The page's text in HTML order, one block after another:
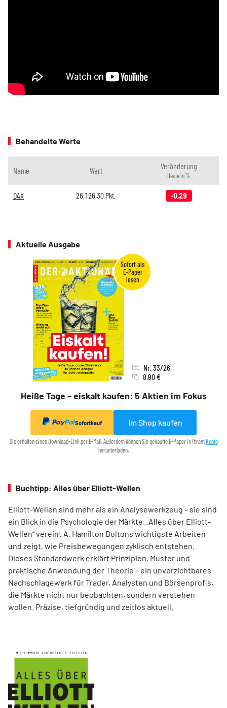
Behandelte Werte
Name Wert Veränderung
Heute in %
DAX 26.126,30 Pkt. -0,29
Aktuelle Ausgabe
Heiße Tage – eiskalt kaufen: 5 Aktien im Fokus
Nr. 33/26
8,90 €
Sofortkauf Im Shop kaufen
Sie erhalten einen Download-Link per E-Mail. Außerdem können Sie gekaufte E-Paper in Ihrem Konto
herunterladen.
Buchtipp: Alles über Elliott-Wellen
Elliott-Wellen sind mehr als ein Analysewerkzeug – sie sind
ein Blick in die Psychologie der Märkte. „Alles über Elliott-
Wellen“ vereint A. Hamilton Boltons wichtigste Arbeiten
und zeigt, wie Preisbewegungen zyklisch entstehen.
Dieses Standardwerk erklärt Prinzipien, Muster und
praktische Anwendung der Theorie – ein unverzichtbares
Nachschlagewerk für Trader, Analysten und Börsenprofis,
die Märkte nicht nur beobachten, sondern verstehen
wollen. Präzise, tiefgründig und zeitlos aktuell.